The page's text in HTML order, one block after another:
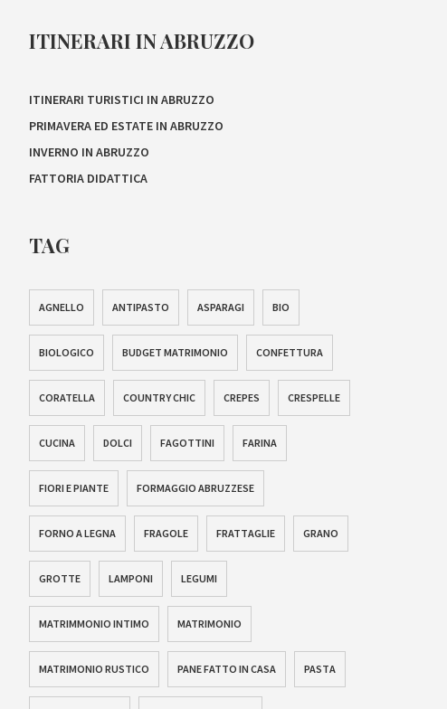
ITINERARI IN ABRUZZO
ITINERARI TURISTICI IN ABRUZZO
PRIMAVERA ED ESTATE IN ABRUZZO
INVERNO IN ABRUZZO
FATTORIA DIDATTICA
TAG
AGNELLO ANTIPASTO ASPARAGI BIO
BIOLOGICO BUDGET MATRIMONIO CONFETTURA
CORATELLA COUNTRY CHIC CREPES CRESPELLE
CUCINA DOLCI FAGOTTINI FARINA
FIORI E PIANTE FORMAGGIO ABRUZZESE
FORNO A LEGNA FRAGOLE FRATTAGLIE GRANO
GROTTE LAMPONI LEGUMI
MATRIMMONIO INTIMO MATRIMONIO
MATRIMONIO RUSTICO PANE FATTO IN CASA PASTA